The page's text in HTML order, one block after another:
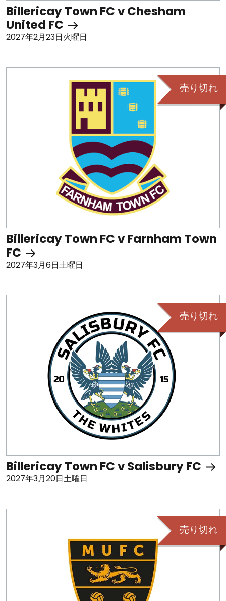
Billericay Town FC v Chesham
United FC
2027年2月23日火曜日
売り切れ
Billericay Town FC v Farnham Town
FC
2027年3月6日土曜日
売り切れ
Billericay Town FC v Salisbury FC
2027年3月20日土曜日
売り切れ